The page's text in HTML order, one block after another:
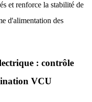
et renforce la stabilité de
d'alimentation des
: contrôle
VCU